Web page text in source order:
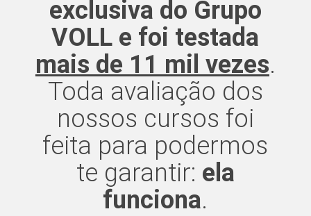
exclusiva do Grupo
VOLL e foi testada
mais de 11 mil vezes.
Toda avaliação dos
nossos cursos foi
feita para podermos
te garantir: ela
funciona.